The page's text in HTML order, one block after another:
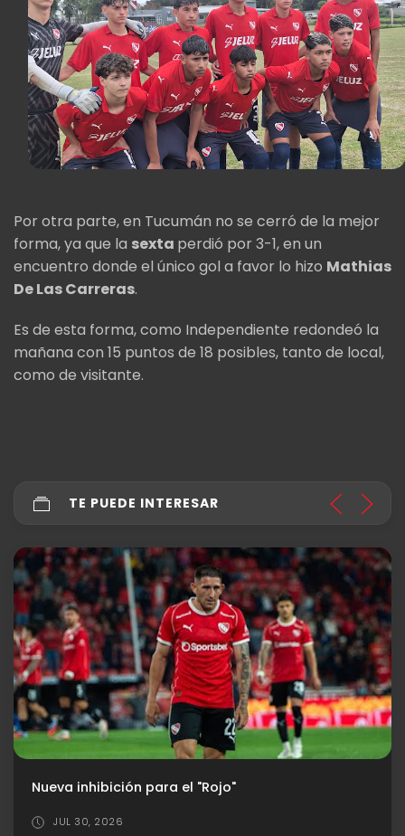
Por otra parte, en Tucumán no se cerró de la mejor
forma, ya que la sexta perdió por 3-1, en un
encuentro donde el único gol a favor lo hizo Mathias
De Las Carreras.
Es de esta forma, como Independiente redondeó la
mañana con 15 puntos de 18 posibles, tanto de local,
como de visitante.
TE PUEDE INTERESAR
Nueva inhibición para el "Rojo"
JUL 30, 2026